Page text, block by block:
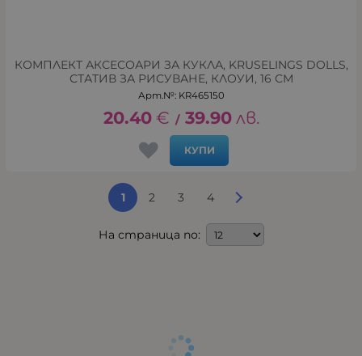
КОМПЛЕКТ АКСЕСОАРИ ЗА КУКЛА, KRUSELINGS DOLLS,
СТАТИВ ЗА РИСУВАНЕ, КЛОУИ, 16 СМ
Арт.№: KR465150
20.40 € / 39.90 лв.
КУПИ
1 2 3 4
На страница по: